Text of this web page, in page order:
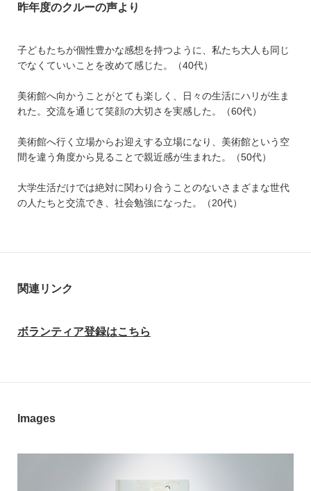
昨年度のクルーの声より
子どもたちが個性豊かな感想を持つように、私たち大人も同じ
でなくていいことを改めて感じた。（40代）
美術館へ向かうことがとても楽しく、日々の生活にハリが生ま
れた。交流を通じて笑顔の大切さを実感した。（60代）
美術館へ行く立場からお迎えする立場になり、美術館という空
間を違う角度から見ることで親近感が生まれた。（50代）
大学生活だけでは絶対に関わり合うことのないさまざまな世代
の人たちと交流でき、社会勉強になった。（20代）
関連リンク
ボランティア登録はこちら
Images